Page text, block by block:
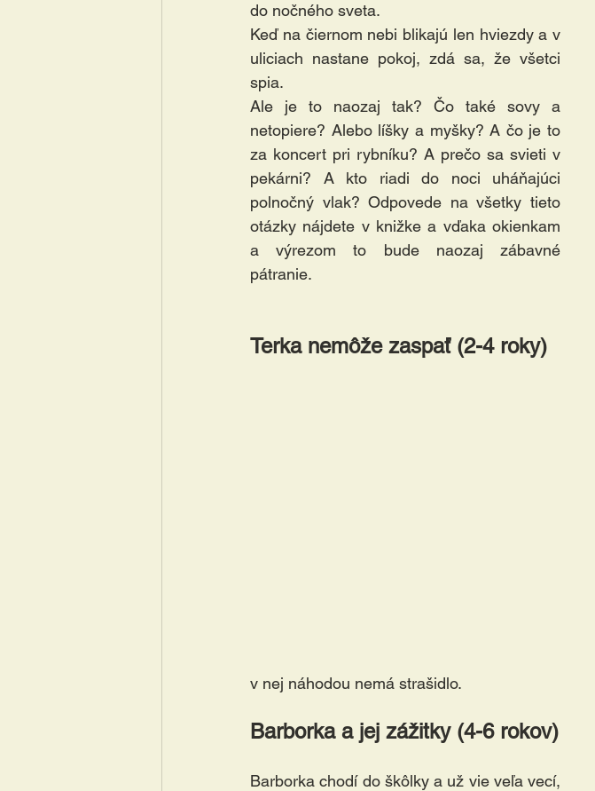
do nočného sveta.
Keď na čiernom nebi blikajú len hviezdy a v
uliciach nastane pokoj, zdá sa, že všetci
spia.
Ale je to naozaj tak? Čo také sovy a
netopiere? Alebo líšky a myšky? A čo je to
za koncert pri rybníku? A prečo sa svieti v
pekárni? A kto riadi do noci uháňajúci
polnočný vlak? Odpovede na všetky tieto
otázky nájdete v knižke a vďaka okienkam
a výrezom to bude naozaj zábavné
pátranie.
Terka nemôže zaspať (2-4 roky)
v nej náhodou nemá strašidlo.
Barborka a jej zážitky (4-6 rokov)
Barborka chodí do škôlky a už vie veľa vecí,